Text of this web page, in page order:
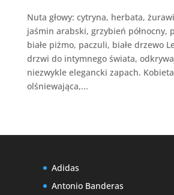
Nuta głowy: cytryna, herbata,
jaśmin arabski, grzybień północny,
białe piżmo, paczuli, białe drzewo
drzwi do intymnego świata,
niezwykle elegancki zapach.
olśniewająca,...
Adidas
Antonio Banderas